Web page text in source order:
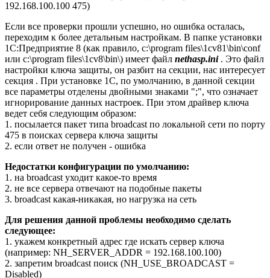
192.168.100.100 475)
Если все проверки прошли успешно, но ошибка осталась,
переходим к более детальным настройкам. В папке установки
1С:Предприятие 8 (как правило, c:\program files\1cv81\bin\conf
или c:\program files\1cv8\bin\) имеет файл nethasp.ini . Это файл
настройки ключа защиты, он разбит на секции, нас интересует
секция . При установке 1С, по умолчанию, в данной секции
все параметры отделены двойными знаками ";", что означает
игнорирование данных настроек. При этом драйвер ключа
ведет себя следующим образом:
1. посылается пакет типа broadcast по локальной сети по порту
475 в поисках сервера ключа защиты
2. если ответ не получен - ошибка
Недостатки конфигурации по умолчанию:
1. на broadcast уходит какое-то время
2. не все сервера отвечают на подобные пакеты
3. broadcast какая-никакая, но нагрузка на сеть
Для решения данной проблемы необходимо сделать
следующее:
1. укажем конкретный адрес где искать сервер ключа
(например: NH_SERVER_ADDR = 192.168.100.100)
2. запретим broadcast поиск (NH_USE_BROADCAST =
Disabled)